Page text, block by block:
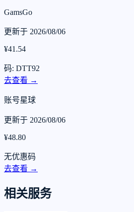
GamsGo
更新于 2026/08/06
¥41.54
码: DTT92
去查看 →
账号星球
更新于 2026/08/06
¥48.80
无优惠码
去查看 →
相关服务